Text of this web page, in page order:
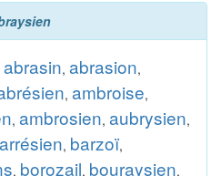
abrasin, abrasion,
, ambroise,
, ambrosien, aubrysien,
, barzoï,
, borozail, bouraysien,